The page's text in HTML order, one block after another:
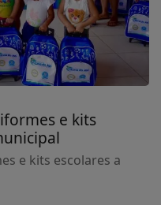
e kits
e kits escolares a